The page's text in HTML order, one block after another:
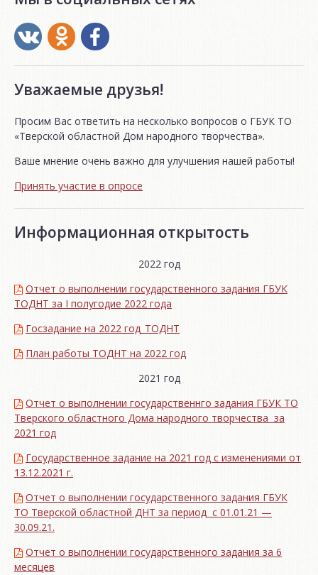
Уважаемые друзья!
Просим Вас ответить на несколько вопросов о ГБУК ТО
«Тверской областной Дом народного творчества».
Ваше мнение очень важно для улучшения нашей работы!
Принять участие в опросе
Информационная открытость
2022 год
Отчет о выполнении государственного задания ГБУК
ТОДНТ за I полугодие 2022 года
Госзадание на 2022 год_ТОДНТ
План работы ТОДНТ на 2022 год
2021 год
Отчет о выполнении государственнго задания ГБУК ТО
Тверского областного Дома народного творчества за
2021 год
Государственное задание на 2021 год с изменениями от
13.12.2021 г.
Отчет о выполнении государственного задания ГБУК
ТО Тверской областной ДНТ за период с 01.01.21 —
30.09.21.
Отчет о выполнении государственного задания за 6
месяцев